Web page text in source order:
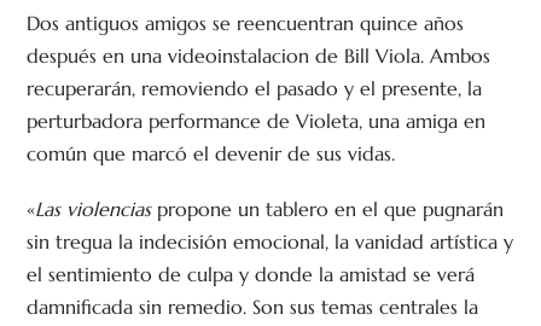
Dos antiguos amigos se reencuentran quince años
después en una videoinstalacion de Bill Viola. Ambos
recuperarán, removiendo el pasado y el presente, la
perturbadora performance de Violeta, una amiga en
común que marcó el devenir de sus vidas.
«Las violenciaspropone un tablero en el que pugnarán
sin tregua la indecisión emocional, la vanidad artística y
el sentimiento de culpa y donde la amistad se verá
damnificada sin remedio. Son sus temas centrales la